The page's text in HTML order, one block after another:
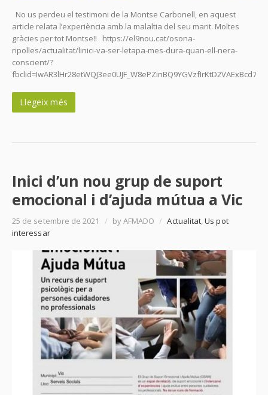
No us perdeu el testimoni de la Montse Carbonell, en aquest
article relata l’experiència amb la malaltia del seu marit. Moltes
gràcies per tot Montse!! https://el9nou.cat/osona-
ripolles/actualitat/linici-va-ser-letapa-mes-dura-quan-ell-nera-
conscient/?
Llegeix més
Inici d’un nou grup de suport
emocional i d’ajuda mútua a Vic
25 de setembre de 2021 / by AFMADO / Actualitat,Us pot
interessar